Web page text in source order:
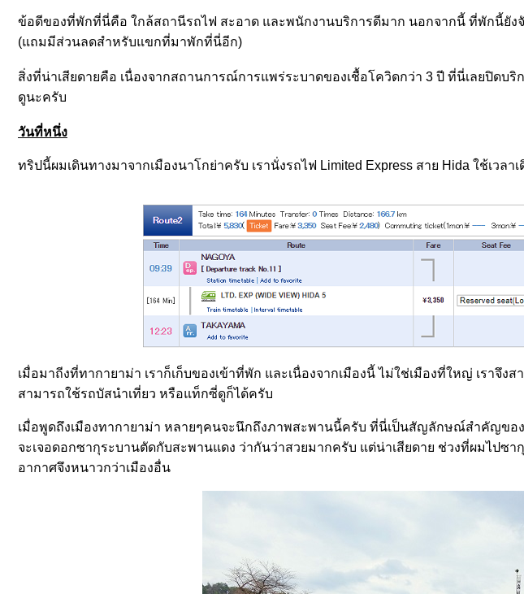
ข้อดีของที่พักที่นี่คือ ใกล้สถานีรถไฟ สะอาด และพนักงานบริการดีมาก นอกจากนี้ ที่พักนี้ยั
(แถมมีส่วนลดสำหรับแขกที่มาพักที่นี่อีก)
สิ่งที่น่าเสียดายคือ เนื่องจากสถานการณ์การแพร่ระบาดของเชื้อโควิดกว่า 3 ปี ที่นี่เลยปิดบ
ดูนะครับ
วันที่หนึ่ง
ทริปนี้ผมเดินทางมาจากเมืองนาโกย่าครับ เรานั่งรถไฟ Limited Express สาย Hida ใช้เวลา
เมื่อมาถีงที่ทากายาม่า เราก็เก็บของเข้าที่พัก และเนื่องจากเมืองนี้ ไม่ใช่เมืองที่ใหญ่ เราจึง
สามารถใช้รถบัสนำเที่ยว หรือแท็กซี่ดูก็ได้ครับ
เมื่อพูดถึงเมืองทากายาม่า หลายๆคนจะนึกถึงภาพสะพานนี้ครับ ที่นี่เป็นสัญลักษณ์สำคัญขอ
จะเจอดอกซากุระบานตัดกับสะพานแดง ว่ากันว่าสวยมากครับ แต่น่าเสียดาย ช่วงที่ผมไปซา
อากาศจึงหนาวกว่าเมืองอื่น